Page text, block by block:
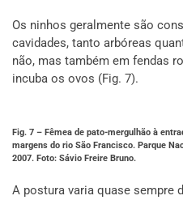
Os ninhos geralmente são
cavidades, tanto arbóreas
não, mas também em fendas
incuba os ovos (Fig. 7).
Fig. 7 – Fêmea de pato-mergulhão à
margens do rio São Francisco. Parque
2007. Foto: Sávio Freire Bruno.
A postura varia quase sempre